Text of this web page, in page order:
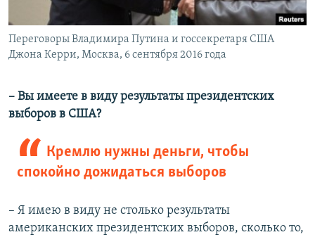
Переговоры Владимира Путина и госсекретаря США
Джона Керри, Москва, 6 сентября 2016 года
– Вы имеете в виду результаты президентских
выборов в США?
Кремлю нужны деньги, чтобы
спокойно дожидаться выборов
– Я имею в виду не столько результаты
американских президентских выборов, сколько то,